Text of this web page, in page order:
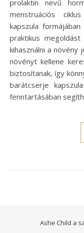
prolaktin nevű
menstruációs
kapszula
praktikus
kihasználni a növény
növényt kellene
biztosítanak, így
barátcserje
fenntartásában
Ashe Child a